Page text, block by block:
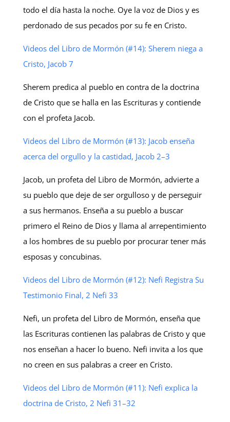
todo el día hasta la noche. Oye la voz de Dios y es
perdonado de sus pecados por su fe en Cristo.
Videos del Libro de Mormón (#14): Sherem niega a
Cristo, Jacob 7
Sherem predica al pueblo en contra de la doctrina
de Cristo que se halla en las Escrituras y contiende
con el profeta Jacob.
Videos del Libro de Mormón (#13): Jacob enseña
acerca del orgullo y la castidad, Jacob 2–3
Jacob, un profeta del Libro de Mormón, advierte a
su pueblo que deje de ser orgulloso y de perseguir
a sus hermanos. Enseña a su pueblo a buscar
primero el Reino de Dios y llama al arrepentimiento
a los hombres de su pueblo por procurar tener más
esposas y concubinas.
Videos del Libro de Mormón (#12): Nefi Registra Su
Testimonio Final, 2 Nefi 33
Nefi, un profeta del Libro de Mormón, enseña que
las Escrituras contienen las palabras de Cristo y que
nos enseñan a hacer lo bueno. Nefi invita a los que
no creen en sus palabras a creer en Cristo.
Videos del Libro de Mormón (#11): Nefi explica la
doctrina de Cristo, 2 Nefi 31–32